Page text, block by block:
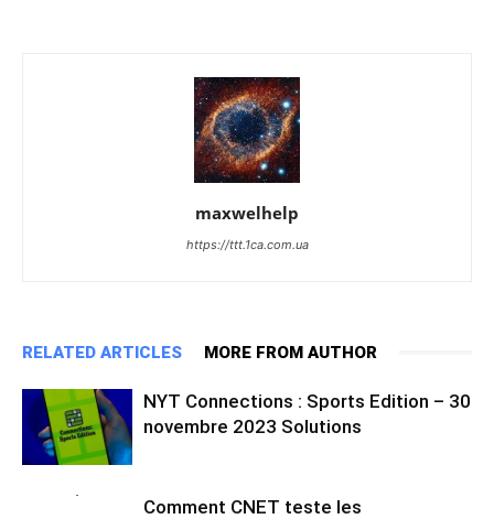
maxwelhelp
https://ttt.1ca.com.ua
RELATED ARTICLES MORE FROM AUTHOR
NYT Connections : Sports Edition – 30
novembre 2023 Solutions
Comment CNET teste les